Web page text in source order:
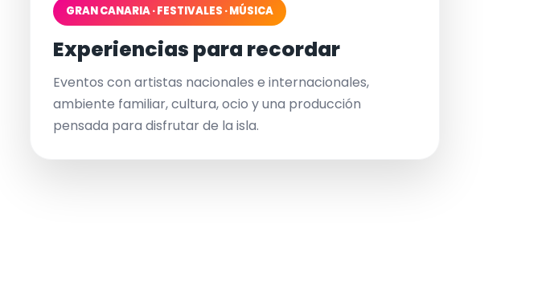
GRAN CANARIA · FESTIVALES · MÚSICA
Experiencias para recordar
Eventos con artistas nacionales e internacionales,
ambiente familiar, cultura, ocio y una producción
pensada para disfrutar de la isla.